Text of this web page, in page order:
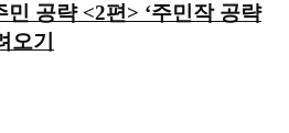
공략 <2편> ‘주민작 공략
오기